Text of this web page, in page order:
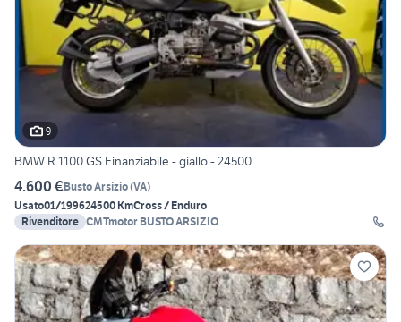
9
BMW R 1100 GS Finanziabile - giallo - 24500
4.600 €Busto Arsizio(VA)
Usato01/199624500 KmCross / Enduro
Rivenditore CMTmotor BUSTO ARSIZIO